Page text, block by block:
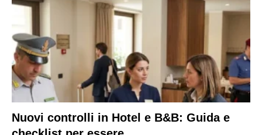
Nuovi controlli in Hotel e B&B: Guida e